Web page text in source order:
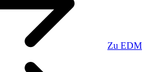
Zu EDM